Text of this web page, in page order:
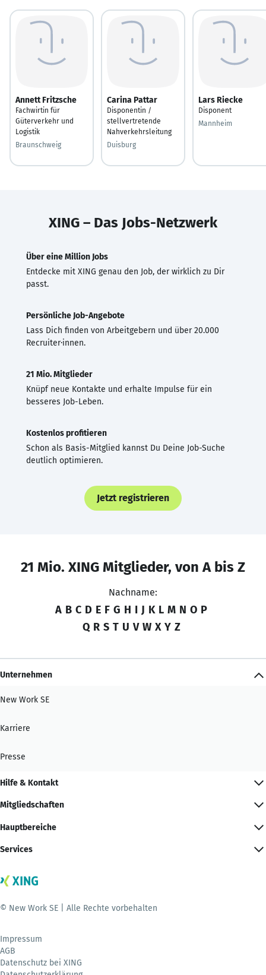
Annett Fritzsche
Fachwirtin für
Güterverkehr und
Logistik
Braunschweig
Carina Pattar
Disponentin /
stellvertretende
Nahverkehrsleitung
Duisburg
Lars Riecke
Disponent
Mannheim
XING – Das Jobs-Netzwerk
Über eine Million Jobs
Entdecke mit XING genau den Job, der wirklich zu Dir
passt.
Persönliche Job-Angebote
Lass Dich finden von Arbeitgebern und über 20.000
Recruiter·innen.
21 Mio. Mitglieder
Knüpf neue Kontakte und erhalte Impulse für ein
besseres Job-Leben.
Kostenlos profitieren
Schon als Basis-Mitglied kannst Du Deine Job-Suche
deutlich optimieren.
Jetzt registrieren
21 Mio. XING Mitglieder, von A bis Z
Nachname:
A B C D E F G H I J K L M N O P
Q R S T U V W X Y Z
Unternehmen
New Work SE
Karriere
Presse
Hilfe & Kontakt
Mitgliedschaften
Hauptbereiche
Services
© New Work SE | Alle Rechte vorbehalten
Impressum
AGB
Datenschutz bei XING